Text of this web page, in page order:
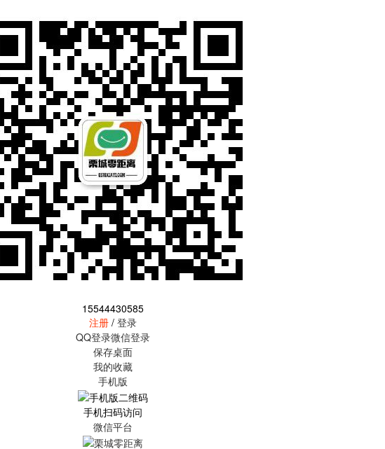
15544430585
注册 / 登录
QQ登录微信登录
保存桌面
我的收藏
手机版
手机扫码访问
微信平台